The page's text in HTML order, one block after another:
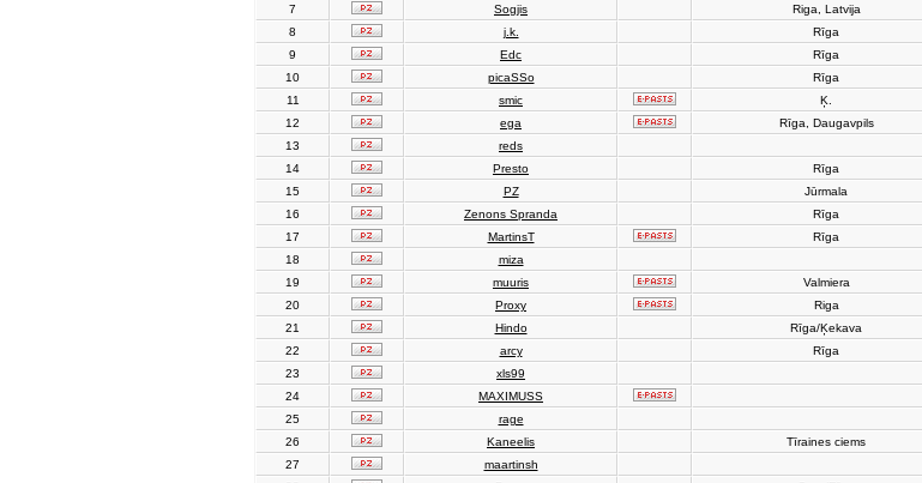
7
Sogjis Riga, Latvija
8
j.k. Rīga
9
Edc Rīga
10
picaSSo Rīga
11
smic Ķ.
12
ega Rīga, Daugavpils
13
reds
14
Presto Rīga
15
PZ Jūrmala
16
Zenons Spranda Rīga
17
MartinsT Rīga
18
miza
19
muuris Valmiera
20
Proxy Riga
21
Hindo Rīga/Ķekava
22
arcy Rīga
23
xls99
24
MAXIMUSS
25
rage
26
Kaneelis Tīraines ciems
27
maartinsh